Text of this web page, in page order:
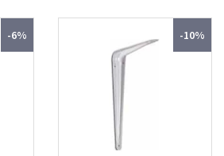
-6% -10%